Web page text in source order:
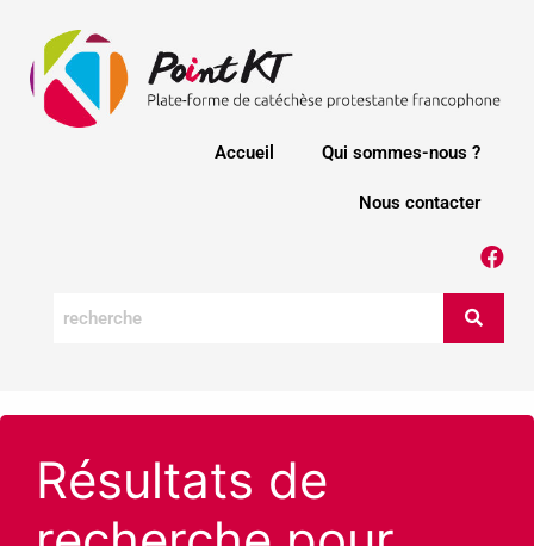
Accueil Qui sommes-nous ?
Nous contacter
Résultats de